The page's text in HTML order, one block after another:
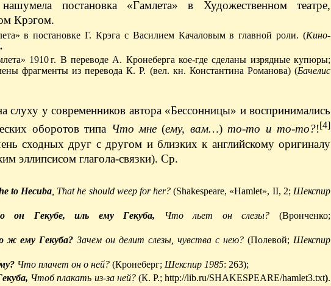
постановка «Гамлета» в Художественном театре,
Крэгом.
в постановке Г. Крэга с Василием Качаловым в главной роли. (Кино-
1910 г. В переводе А. Кронеберга кое-где сделаны изрядные купюры;
фрагменты из перевода К. Р. (вел. кн. Константина Романова) (Бачелис
слуху у современников автора «Бессонницы» и воспринимались
оборотов типа Что мне (ему, вам…)то-то и то-то?![4]
сходных друг с другом и близких к английскому оригиналу
эллипсисом глагола-связки). Ср.
to Hecuba , That he should weep for her? (Shakespeare, «Hamlet», II, 2; Шекспир
он Гекубе, иль ему Гекуба, Что льет он слезы? (Вронченко;
ему Гекуба? Зачем он делит слезы, чувства с нею? (Полевой; Шекспир
Что плачет он о ней?(Кронеберг; Шекспир 1985: 263);
Чтоб плакать из-за ней?(К. Р.; http://lib.ru/SHAKESPEARE/hamlet3.txt).